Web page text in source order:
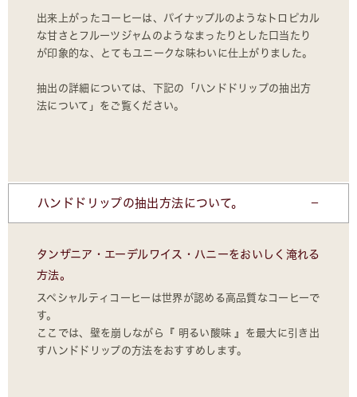
出来上がったコーヒーは、パイナップルのようなトロピカル
な甘さとフルーツジャムのようなまったりとした口当たり
が印象的な、とてもユニークな味わいに仕上がりました。
抽出の詳細については、下記の「ハンドドリップの抽出方
法について」をご覧ください。
ハンドドリップの抽出方法について。
タンザニア・エーデルワイス・ハニーをおいしく淹れる
方法。
スペシャルティコーヒーは世界が認める高品質なコーヒーで
す。
ここでは、壁を崩しながら『 明るい酸味 』を最大に引き出
すハンドドリップの方法をおすすめします。